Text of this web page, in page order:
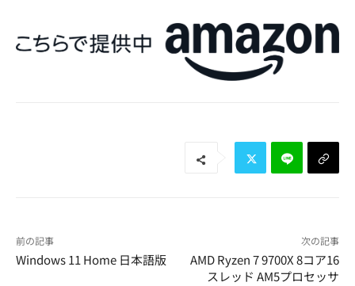
前の記事
Windows 11 Home 日本語版
次の記事
AMD Ryzen 7 9700X 8コア16
スレッド AM5プロセッサ